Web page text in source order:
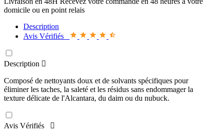
domicile ou en point relais
Description
Avis Vérifiés
Description 
Composé de nettoyants doux et de solvants spécifiques pour
éliminer les taches, la saleté et les résidus sans endommager la
texture délicate de l'Alcantara, du daim ou du nubuck.
Avis Vérifiés 